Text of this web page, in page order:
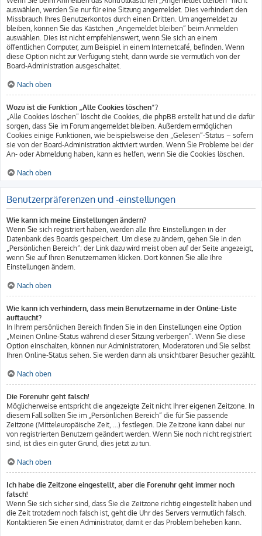
auswählen, werden Sie nur für eine Sitzung angemeldet. Dies verhindert den
Missbrauch Ihres Benutzerkontos durch einen Dritten. Um angemeldet zu
bleiben, können Sie das Kästchen „Angemeldet bleiben“ beim Anmelden
auswählen. Dies ist nicht empfehlenswert, wenn Sie sich an einem
öffentlichen Computer, zum Beispiel in einem Internetcafé, befinden. Wenn
diese Option nicht zur Verfügung steht, dann wurde sie vermutlich von der
Board-Administration ausgeschaltet.
Nach oben
Wozu ist die Funktion „Alle Cookies löschen“?
„Alle Cookies löschen“ löscht die Cookies, die phpBB erstellt hat und die dafür
sorgen, dass Sie im Forum angemeldet bleiben. Außerdem ermöglichen
Cookies einige Funktionen, wie beispielsweise den „Gelesen“-Status – sofern
sie von der Board-Administration aktiviert wurden. Wenn Sie Probleme bei der
An- oder Abmeldung haben, kann es helfen, wenn Sie die Cookies löschen.
Nach oben
Benutzerpräferenzen und -einstellungen
Wie kann ich meine Einstellungen ändern?
Wenn Sie sich registriert haben, werden alle Ihre Einstellungen in der
Datenbank des Boards gespeichert. Um diese zu ändern, gehen Sie in den
„Persönlichen Bereich“; der Link dazu wird meist oben auf der Seite angezeigt,
wenn Sie auf Ihren Benutzernamen klicken. Dort können Sie alle Ihre
Einstellungen ändern.
Nach oben
Wie kann ich verhindern, dass mein Benutzername in der Online-Liste
auftaucht?
In Ihrem persönlichen Bereich finden Sie in den Einstellungen eine Option
„Meinen Online-Status während dieser Sitzung verbergen“. Wenn Sie diese
Option einschalten, können nur Administratoren, Moderatoren und Sie selbst
Ihren Online-Status sehen. Sie werden dann als unsichtbarer Besucher gezählt.
Nach oben
Die Forenuhr geht falsch!
Möglicherweise entspricht die angezeigte Zeit nicht Ihrer eigenen Zeitzone. In
diesem Fall sollten Sie im „Persönlichen Bereich“ die für Sie passende
Zeitzone (Mitteleuropäische Zeit, ...) festlegen. Die Zeitzone kann dabei nur
von registrierten Benutzern geändert werden. Wenn Sie noch nicht registriert
sind, ist dies ein guter Grund, dies jetzt zu tun.
Nach oben
Ich habe die Zeitzone eingestellt, aber die Forenuhr geht immer noch
falsch!
Wenn Sie sich sicher sind, dass Sie die Zeitzone richtig eingestellt haben und
die Zeit trotzdem noch falsch ist, geht die Uhr des Servers vermutlich falsch.
Kontaktieren Sie einen Administrator, damit er das Problem beheben kann.